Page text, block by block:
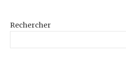
Rechercher